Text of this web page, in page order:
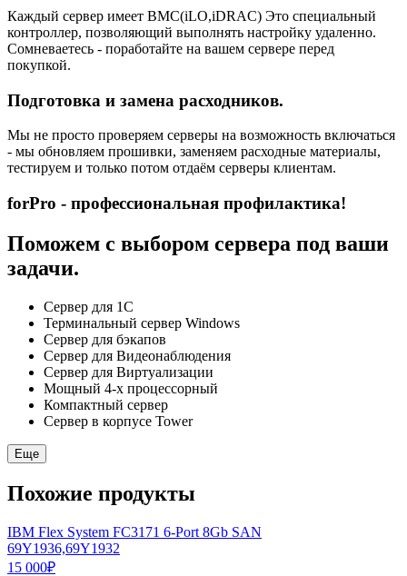
Каждый сервер имеет BMC(iLO,iDRAC) Это специальный
контроллер, позволяющий выполнять настройку удаленно.
Сомневаетесь - поработайте на вашем сервере перед
покупкой.
Подготовка и замена расходников.
Мы не просто проверяем серверы на возможность включаться
- мы обновляем прошивки, заменяем расходные материалы,
тестируем и только потом отдаём серверы клиентам.
forPro - профессиональная профилактика!
Поможем с выбором сервера под ваши
задачи.
Сервер для 1С
Терминальный сервер Windows
Сервер для бэкапов
Сервер для Видеонаблюдения
Сервер для Виртуализации
Мощный 4-х процессорный
Компактный сервер
Сервер в корпусе Tower
Еще
Похожие продукты
IBM Flex System FC3171 6-Port 8Gb SAN
69Y1936,69Y1932
15 000₽